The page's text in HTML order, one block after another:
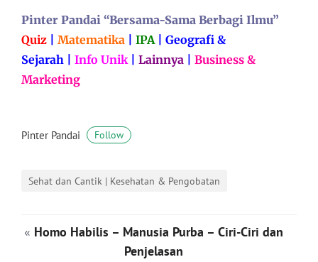
Pinter Pandai “Bersama-Sama Berbagi Ilmu”
Quiz
Matematika IPA
Geografi &
Sejarah
Info Unik Lainnya
Business &
Marketing
Pinter Pandai Follow
Sehat dan Cantik | Kesehatan & Pengobatan
« Homo Habilis – Manusia Purba – Ciri-Ciri dan
Penjelasan